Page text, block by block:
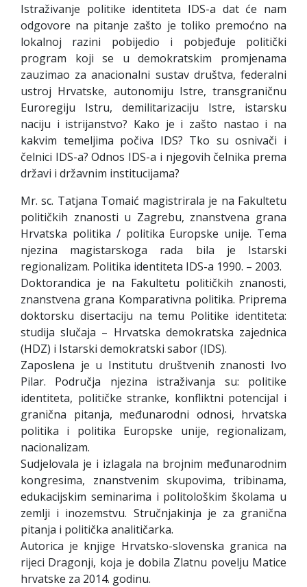
Istraživanje politike identiteta IDS-a dat će nam
odgovore na pitanje zašto je toliko premoćno na
lokalnoj razini pobijedio i pobjeđuje politički
program koji se u demokratskim promjenama
zauzimao za anacionalni sustav društva, federalni
ustroj Hrvatske, autonomiju Istre, transgraničnu
Euroregiju Istru, demilitarizaciju Istre, istarsku
naciju i istrijanstvo? Kako je i zašto nastao i na
kakvim temeljima počiva IDS? Tko su osnivači i
čelnici IDS-a? Odnos IDS-a i njegovih čelnika prema
državi i državnim institucijama?
Mr. sc. Tatjana Tomaić magistrirala je na Fakultetu
političkih znanosti u Zagrebu, znanstvena grana
Hrvatska politika / politika Europske unije. Tema
njezina magistarskoga rada bila je Istarski
regionalizam. Politika identiteta IDS-a 1990. – 2003.
Doktorandica je na Fakultetu političkih znanosti,
znanstvena grana Komparativna politika. Priprema
doktorsku disertaciju na temu Politike identiteta:
studija slučaja – Hrvatska demokratska zajednica
(HDZ) i Istarski demokratski sabor (IDS).
Zaposlena je u Institutu društvenih znanosti Ivo
Pilar. Područja njezina istraživanja su: politike
identiteta, političke stranke, konfliktni potencijal i
granična pitanja, međunarodni odnosi, hrvatska
politika i politika Europske unije, regionalizam,
nacionalizam.
Sudjelovala je i izlagala na brojnim međunarodnim
kongresima, znanstvenim skupovima, tribinama,
edukacijskim seminarima i politološkim školama u
zemlji i inozemstvu. Stručnjakinja je za granična
pitanja i politička analitičarka.
Autorica je knjige Hrvatsko-slovenska granica na
rijeci Dragonji, koja je dobila Zlatnu povelju Matice
hrvatske za 2014. godinu.